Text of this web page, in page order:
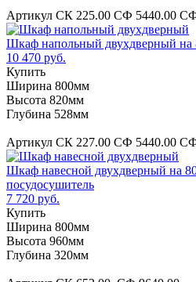
Артикул СК 225.00 СФ 5440.00
Шкаф напольный двухдверный на
10 470 руб.
Купить
Ширина 800мм
Высота 820мм
Глубина 528мм
Артикул СК 227.00 СФ 5440.00
Шкаф навесной двухдверный на
посудосушитель
7 720 руб.
Купить
Ширина 800мм
Высота 960мм
Глубина 320мм